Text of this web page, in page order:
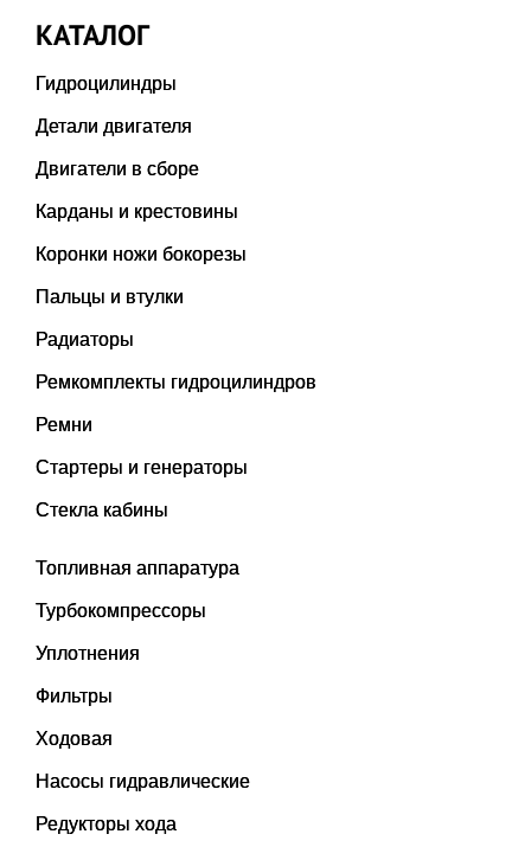
КАТАЛОГ
Гидроцилиндры
Детали двигателя
Двигатели в сборе
Карданы и крестовины
Коронки ножи бокорезы
Пальцы и втулки
Радиаторы
Ремкомплекты гидроцилиндров
Ремни
Стартеры и генераторы
Стекла кабины
Топливная аппаратура
Турбокомпрессоры
Уплотнения
Фильтры
Ходовая
Насосы гидравлические
Редукторы хода